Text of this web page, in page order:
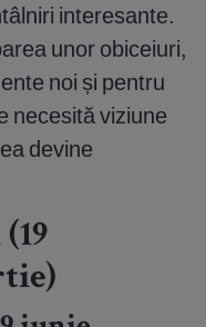
interesante.
unor obiceiuri,
noi și pentru
necesită viziune
devine